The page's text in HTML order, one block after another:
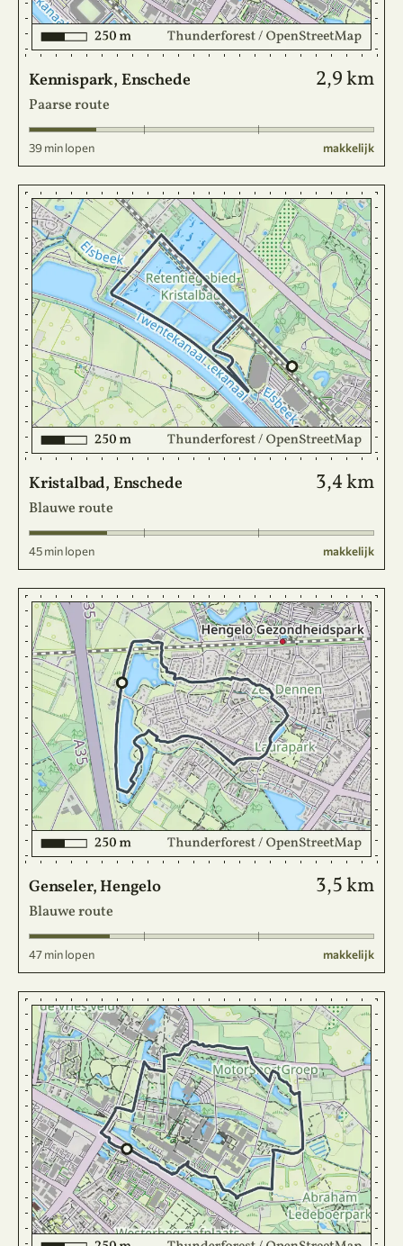
Kennispark, Enschede 2,9 km
Paarse route
39 min lopen makkelijk
Kristalbad, Enschede 3,4 km
Blauwe route
45 min lopen makkelijk
Genseler, Hengelo 3,5 km
Blauwe route
47 min lopen makkelijk